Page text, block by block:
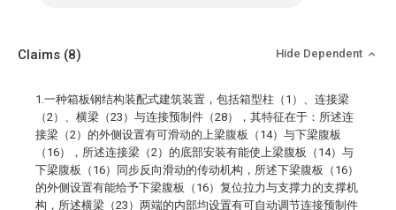
Claims (8) Hide Dependent
1.一种箱板钢结构装配式建筑装置，包括箱型柱（1）、连接梁
（2）、横梁（23）与连接预制件（28），其特征在于：所述连
接梁（2）的外侧设置有可滑动的上梁腹板（14）与下梁腹板
（16），所述连接梁（2）的底部安装有能使上梁腹板（14）与
下梁腹板（16）同步反向滑动的传动机构，所述下梁腹板（16）
的外侧设置有能给予下梁腹板（16）复位拉力与支撑力的支撑机
构，所述横梁（23）两端的内部均设置有可自动调节连接预制件